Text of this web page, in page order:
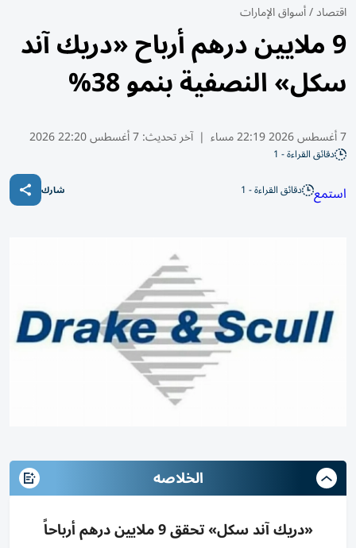
اقتصاد/أسواق الإمارات
9 ملايين درهم أرباح «دريك آند
سكل» النصفية بنمو 38%
7 أغسطس 2026 22:19 مساء | آخر تحديث:7 أغسطس 22:20 2026
دقائق القراءة - 1
استمع دقائق القراءة - 1 شارك
الخلاصه
«دريك آند سكل» تحقق 9 ملايين درهم أرباحاً